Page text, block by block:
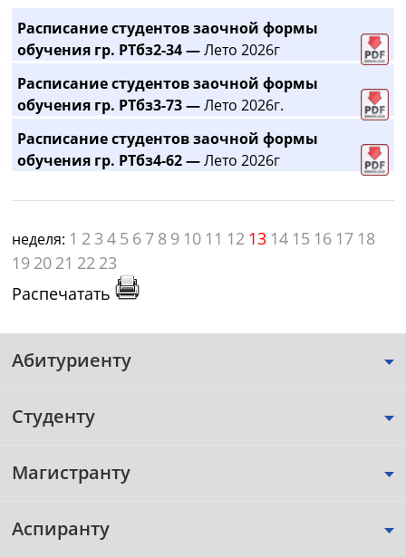
Расписание студентов заочной формы
обучения гр. РТбз2-34 —Лето 2026г
Расписание студентов заочной формы
обучения гр. РТбз3-73 —Лето 2026г.
Расписание студентов заочной формы
обучения гр. РТбз4-62 —Лето 2026г
неделя: 1 2 3 4 5 6 7 8 9 10 11 12 13 14 15 16 17 18
19 20 21 22 23
Распечатать
Абитуриенту
Студенту
Магистранту
Аспиранту